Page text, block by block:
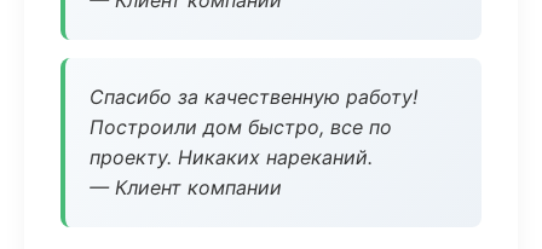
Спасибо за качественную работу!
Построили дом быстро, все по
проекту. Никаких нареканий.
— Клиент компании